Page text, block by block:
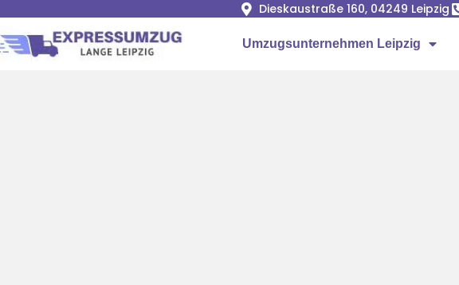
Dieskaustraße 160, 04249 Leipzig
Umzugsunternehmen Leipzig